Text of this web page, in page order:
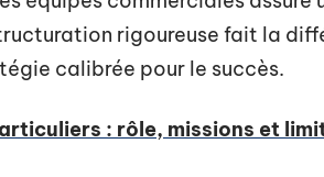
rigoureuse fait la
calibrée pour le succès.
: rôle, missions et